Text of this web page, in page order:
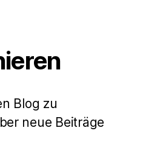
Blog zu
neue Beiträge